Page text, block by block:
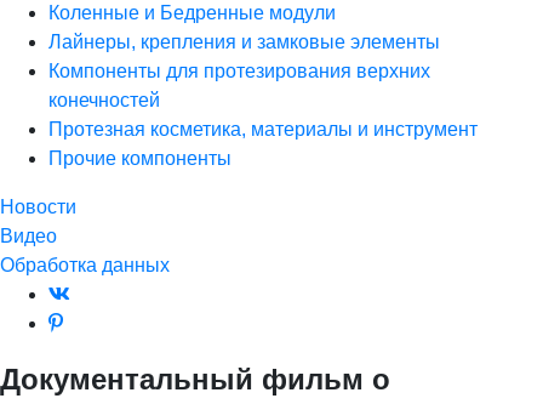
Коленные и Бедренные модули
Лайнеры, крепления и замковые элементы
Компоненты для протезирования верхних
конечностей
Протезная косметика, материалы и инструмент
Прочие компоненты
Новости
Видео
Обработка данных
Документальный фильм о